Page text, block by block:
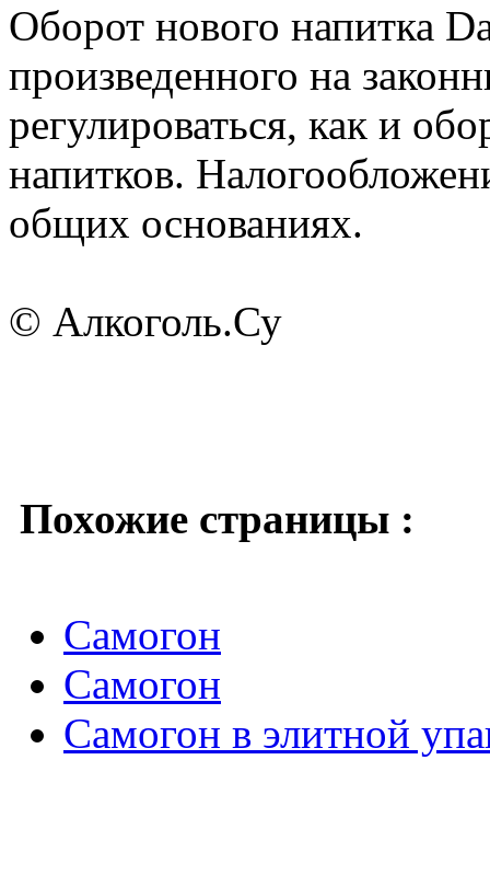
Оборот нового напитка
произведенного на
регулироваться, как и
напитков.
общих основаниях.
© Алкоголь.Су
Похожие страницы :
Самогон
Самогон
Самогон в элитной